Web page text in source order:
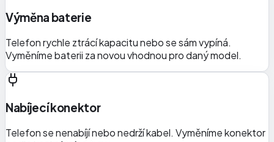
Výměna baterie
Telefon rychle ztrácí kapacitu nebo se sám vypíná.
Vyměníme baterii za novou vhodnou pro daný model.
Nabíjecí konektor
Telefon se nenabíjí nebo nedrží kabel. Vyměníme konektor